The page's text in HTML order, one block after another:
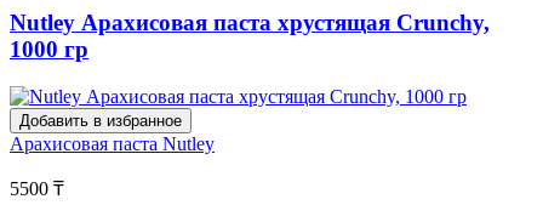
Nutley Арахисовая паста хрустящая Crunchy,
1000 гр
Добавить в избранное
Арахисовая паста Nutley
5500 ₸